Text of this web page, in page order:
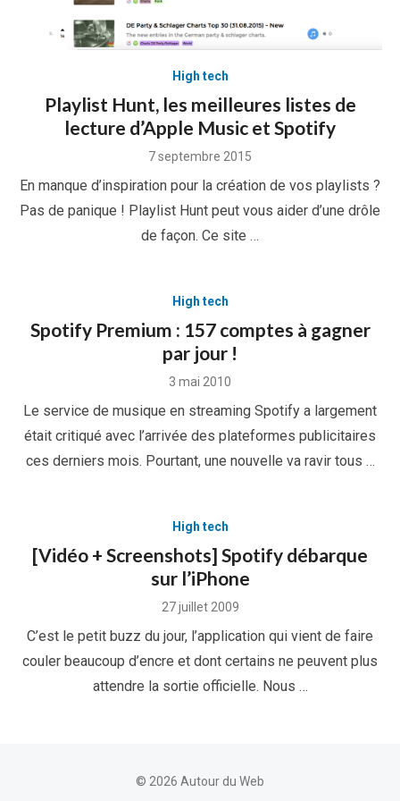
High tech
Playlist Hunt, les meilleures listes de
lecture d’Apple Music et Spotify
Posted
7 septembre 2015
En manque d’inspiration pour la création de vos playlists ?
Pas de panique ! Playlist Hunt peut vous aider d’une drôle
de façon. Ce site …
High tech
Spotify Premium : 157 comptes à gagner
par jour !
Posted
3 mai 2010
Le service de musique en streaming Spotify a largement
était critiqué avec l’arrivée des plateformes publicitaires
ces derniers mois. Pourtant, une nouvelle va ravir tous …
High tech
[Vidéo + Screenshots] Spotify débarque
sur l’iPhone
Posted
27 juillet 2009
C’est le petit buzz du jour, l’application qui vient de faire
couler beaucoup d’encre et dont certains ne peuvent plus
attendre la sortie officielle. Nous …
© 2026 Autour du Web